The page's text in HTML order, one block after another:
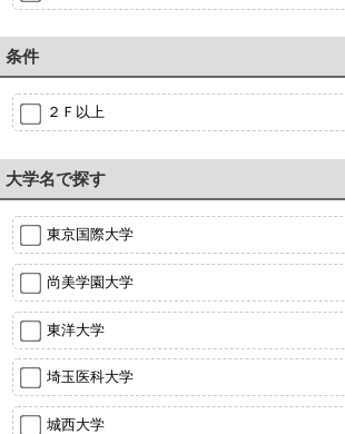
条件
２Ｆ以上
大学名で探す
東京国際大学
尚美学園大学
東洋大学
埼玉医科大学
城西大学